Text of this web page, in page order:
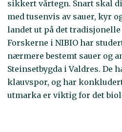
sikkert vårtegn. Snart skal
med tusenvis av sauer, kyr
landet ut på det
Forskerne i NIBIO har
nærmere bestemt sauer og
Steinsetbygda i Valdres. De
klauvspor, og har
utmarka er viktig for det